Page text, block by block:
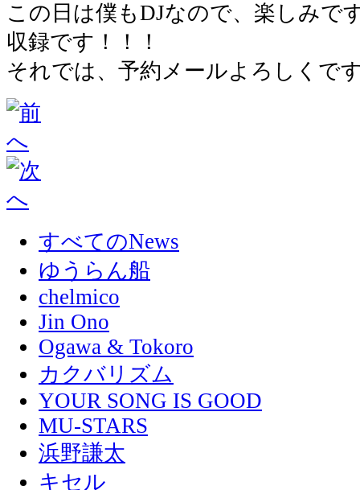
この日は僕もDJなので、楽しみで
収録です！！！
それでは、予約メールよろしくで
すべてのNews
ゆうらん船
chelmico
Jin Ono
Ogawa & Tokoro
カクバリズム
YOUR SONG IS GOOD
MU-STARS
浜野謙太
キセル